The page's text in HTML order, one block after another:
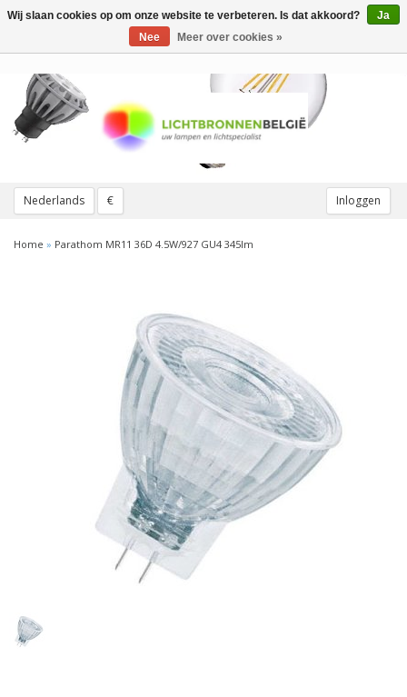
Nederlands € Inloggen
Toggle
Home » Parathom MR11 36D 4.5W/927 GU4 345lm
Wij slaan cookies op om onze website te verbeteren. Is dat akkoord?
Ja
Nee
Meer over cookies »